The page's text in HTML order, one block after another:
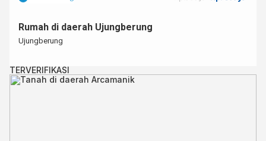
Rumah di daerah Ujungberung
Ujungberung
TERVERIFIKASI